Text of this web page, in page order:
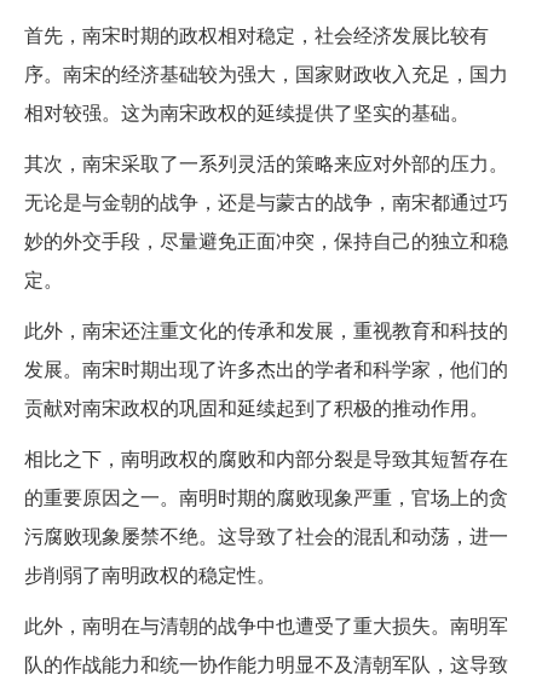
首先，南宋时期的政权相对稳定，社会经济发展比较有
序。南宋的经济基础较为强大，国家财政收入充足，国力
相对较强。这为南宋政权的延续提供了坚实的基础。
其次，南宋采取了一系列灵活的策略来应对外部的压力。
无论是与金朝的战争，还是与蒙古的战争，南宋都通过巧
妙的外交手段，尽量避免正面冲突，保持自己的独立和稳
定。
此外，南宋还注重文化的传承和发展，重视教育和科技的
发展。南宋时期出现了许多杰出的学者和科学家，他们的
贡献对南宋政权的巩固和延续起到了积极的推动作用。
相比之下，南明政权的腐败和内部分裂是导致其短暂存在
的重要原因之一。南明时期的腐败现象严重，官场上的贪
污腐败现象屡禁不绝。这导致了社会的混乱和动荡，进一
步削弱了南明政权的稳定性。
此外，南明在与清朝的战争中也遭受了重大损失。南明军
队的作战能力和统一协作能力明显不及清朝军队，这导致